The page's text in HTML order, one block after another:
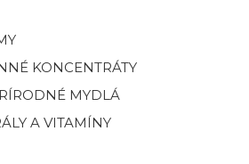
KONCENTRÁTY
MYDLÁ
A VITAMÍNY